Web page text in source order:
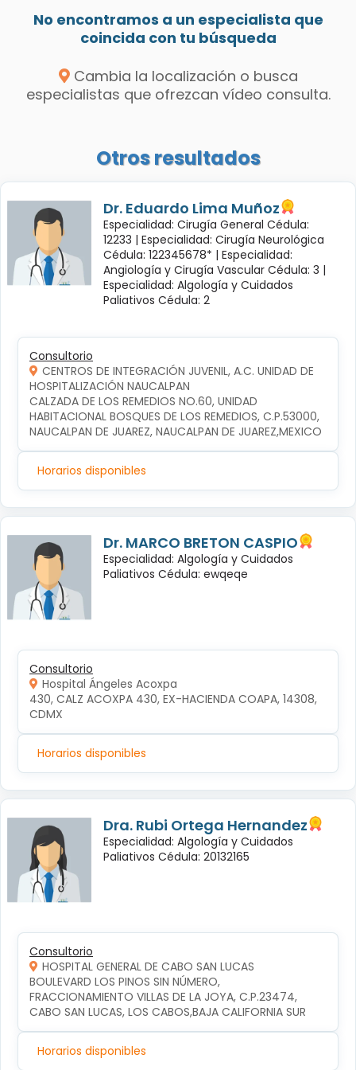
No encontramos a un especialista que
coincida con tu búsqueda
Cambia la localización o busca
especialistas que ofrezcan vídeo consulta.
Otros resultados
Dr. Eduardo Lima Muñoz
Especialidad: Cirugía General Cédula:
12233 | Especialidad: Cirugía Neurológica
Cédula: 122345678* | Especialidad:
Angiología y Cirugía Vascular Cédula: 3 |
Especialidad: Algología y Cuidados
Paliativos Cédula: 2
Consultorio
CENTROS DE INTEGRACIÓN JUVENIL, A.C. UNIDAD DE
HOSPITALIZACIÓN NAUCALPAN
CALZADA DE LOS REMEDIOS NO.60, UNIDAD
HABITACIONAL BOSQUES DE LOS REMEDIOS, C.P.53000,
NAUCALPAN DE JUAREZ, NAUCALPAN DE JUAREZ,MEXICO
Horarios disponibles
Dr. MARCO BRETON CASPIO
Especialidad: Algología y Cuidados
Paliativos Cédula: ewqeqe
Consultorio
Hospital Ángeles Acoxpa
430, CALZ ACOXPA 430, EX-HACIENDA COAPA, 14308,
CDMX
Horarios disponibles
Dra. Rubi Ortega Hernandez
Especialidad: Algología y Cuidados
Paliativos Cédula: 20132165
Consultorio
HOSPITAL GENERAL DE CABO SAN LUCAS
BOULEVARD LOS PINOS SIN NÚMERO,
FRACCIONAMIENTO VILLAS DE LA JOYA, C.P.23474,
CABO SAN LUCAS, LOS CABOS,BAJA CALIFORNIA SUR
Horarios disponibles